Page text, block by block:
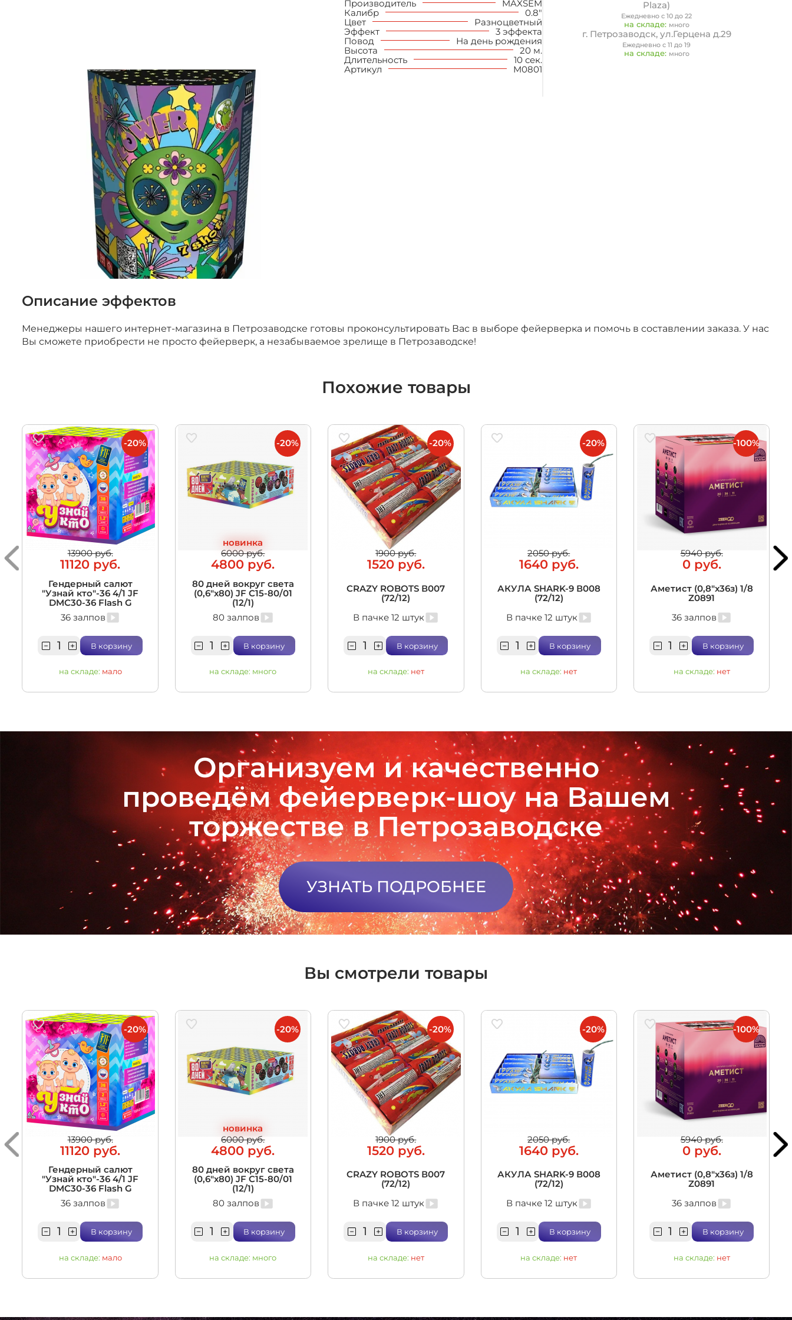
Производитель
MAXSEM
Калибр
0.8"
Цвет
Разноцветный
Эффект
3 эффекта
Повод
На день рождения
Высота
20 м.
Длительность
10 сек.
Артикул
M0801
Plaza)
Ежедневно с 10 до 22
на складе: много
г. Петрозаводск, ул.Герцена д.29
Ежедневно с 11 до 19
на складе: много
Описание эффектов
Менеджеры нашего интернет-магазина в Петрозаводске готовы проконсультировать Вас в выборе фейерверка и помочь в составлении заказа. У нас
Вы сможете приобрести не просто фейерверк, а незабываемое зрелище в Петрозаводске!
Похожие товары
13900 руб.
11120 руб.
Гендерный салют
"Узнай кто"-36 4/1 JF
DMC30-36 Flash G
36 залпов
В корзину
на складе: мало
-20%
новинка
6000 руб.
4800 руб.
80 дней вокруг света
(0,6"х80) JF C15-80/01
(12/1)
80 залпов
В корзину
на складе: много
-20%
1900 руб.
1520 руб.
CRAZY ROBOTS В007
(72/12)
В пачке 12 штук
В корзину
на складе: нет
-20%
2050 руб.
1640 руб.
АКУЛА SHARK-9 В008
(72/12)
В пачке 12 штук
В корзину
на складе: нет
-20%
5940 руб.
0 руб.
Аметист (0,8"х36з) 1/8
Z0891
36 залпов
В корзину
на складе: нет
-100%
Организуем и качественно
проведём фейерверк-шоу на Вашем
торжестве в Петрозаводске
УЗНАТЬ ПОДРОБНЕЕ
Вы смотрели товары
13900 руб.
11120 руб.
Гендерный салют
"Узнай кто"-36 4/1 JF
DMC30-36 Flash G
36 залпов
В корзину
на складе: мало
-20%
новинка
6000 руб.
4800 руб.
80 дней вокруг света
(0,6"х80) JF C15-80/01
(12/1)
80 залпов
В корзину
на складе: много
-20%
1900 руб.
1520 руб.
CRAZY ROBOTS В007
(72/12)
В пачке 12 штук
В корзину
на складе: нет
-20%
2050 руб.
1640 руб.
АКУЛА SHARK-9 В008
(72/12)
В пачке 12 штук
В корзину
на складе: нет
-20%
5940 руб.
0 руб.
Аметист (0,8"х36з) 1/8
Z0891
36 залпов
В корзину
на складе: нет
-100%